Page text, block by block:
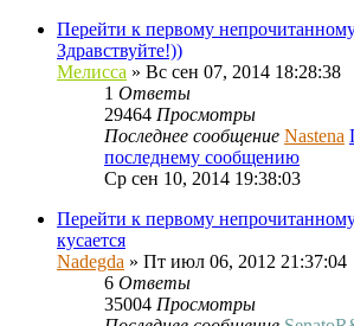
Перейти к первому
Здравствуйте!))
Мелисса » Вс сен 07, 2014 18:28:38
1 Ответы
29464 Просмотры
Последнее сообщение Nastena
последнему сообщению
Ср сен 10, 2014 19:38:03
Перейти к первому
кусается
Nadegda » Пт июл 06, 2012 21:37:04
6 Ответы
35004 Просмотры